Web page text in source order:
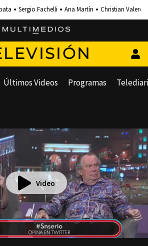
Sergio Fachelli Ana Martín Christian Valero
Últimos Videos Programas
Video